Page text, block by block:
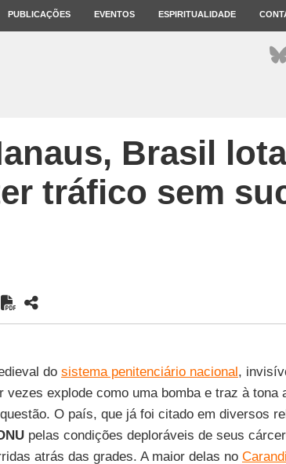
PUBLICAÇÕES EVENTOS ESPIRITUALIDADE
Brasil
tráfico sem
do sistema penitenciário nacional,
vezes explode como uma bomba e traz à tona
O país, que já foi citado em diversos
pelas condições deploráveis de seus
atrás das grades. A maior delas no